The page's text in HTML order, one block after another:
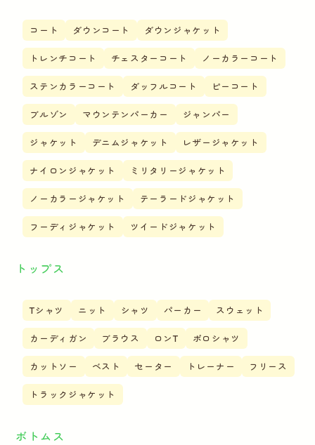
コート ダウンコート ダウンジャケット
トレンチコート チェスターコート ノーカラーコート
ステンカラーコート ダッフルコート ピーコート
ブルゾン マウンテンパーカー ジャンパー
ジャケット デニムジャケット レザージャケット
ナイロンジャケット ミリタリージャケット
ノーカラージャケット テーラードジャケット
フーディジャケット ツイードジャケット
トップス
Tシャツ ニット シャツ パーカー スウェット
カーディガン ブラウス ロンT ポロシャツ
カットソー ベスト セーター トレーナー フリース
トラックジャケット
ボトムス